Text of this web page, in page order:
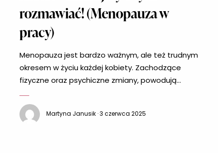
rozmawiać! (Menopauza w
pracy)
Menopauza jest bardzo ważnym, ale też trudnym
okresem w życiu każdej kobiety. Zachodzące
fizyczne oraz psychiczne zmiany, powodują
tego wszystkiego nadal menopauza w pracy jest
tematem tabu. BBC wykonało sondaż na temat
Martyna Janusik · 3 czerwca 2025